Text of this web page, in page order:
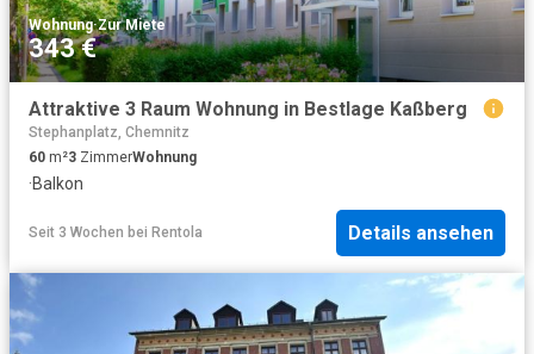
Wohnung·Zur Miete
343 €
Attraktive 3 Raum Wohnung in Bestlage Kaßberg
Stephanplatz, Chemnitz
60 m²3 ZimmerWohnung
·Balkon
Seit 3 Wochen bei Rentola Details ansehen